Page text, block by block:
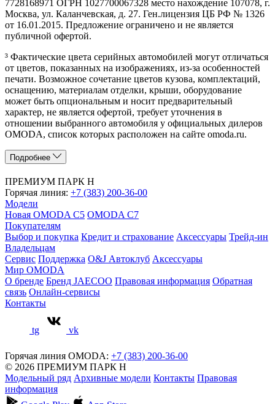
7728168971 ОГРН 1027700067328 место нахождение 107078, г.
Москва, ул. Каланчевская, д. 27. Ген.лицензия ЦБ РФ № 1326
от 16.01.2015. Предложение ограничено и не является
публичной офертой.
³ Фактические цвета серийных автомобилей могут отличаться
от цветов, показанных на изображениях, из-за особенностей
печати. Возможное сочетание цветов кузова, комплектаций,
оснащению, материалам отделки, крыши, оборудование
может быть опциональным и носит предварительный
характер, не является офертой, требует уточнения в
отношении выбранного автомобиля у официальных дилеров
OMODA, список которых расположен на сайте omoda.ru.
Подробнее
ПРЕМИУМ ПАРК Н
Горячая линия: +7 (383) 200-36-00
Модели
Новая OMODA C5 OMODA C7
Покупателям
Выбор и покупка Кредит и страхование Аксессуары Трейд-ин
Владельцам
Сервис Поддержка O&J Автоклуб Аксессуары
Мир OMODA
О бренде Бренд JAECOO Правовая информация Обратная
связь Онлайн-сервисы
Контакты
tg vk
Горячая линия OMODA: +7 (383) 200-36-00
© 2026 ПРЕМИУМ ПАРК Н
Модельный ряд Архивные модели Контакты Правовая
информация